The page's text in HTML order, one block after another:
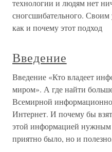
технологии и людям нет
сногсшибательного.
как и почему этот подход
Введение
Введение «Кто владеет
миром». А где найти
Всемирной
Интернет. И почему бы
этой информацией нужным
приятно было, но и